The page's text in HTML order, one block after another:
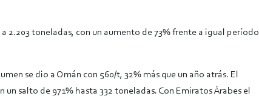
2.203 toneladas, con un aumento de 73% frente a igual período
se dio a Omán con 560/t, 32% más que un año atrás. El
salto de 971% hasta 332 toneladas. Con Emiratos Árabes el